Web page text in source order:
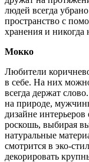
людей всегда
пространство с
хранения и никогда
Мокко
Любители
в себе. На них
всегда держат
на природе,
дизайне
роскошь, выбирая
натуральные
смотрится в эко-
декорировать